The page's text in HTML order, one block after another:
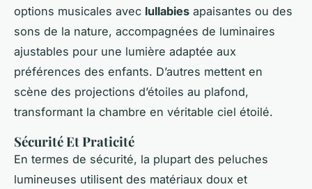
options musicales avec lullabies apaisantes ou des
sons de la nature, accompagnées de luminaires
ajustables pour une lumière adaptée aux
préférences des enfants. D’autres mettent en
scène des projections d’étoiles au plafond,
transformant la chambre en véritable ciel étoilé.
Sécurité Et Praticité
En termes de sécurité, la plupart des peluches
lumineuses utilisent des matériaux doux et